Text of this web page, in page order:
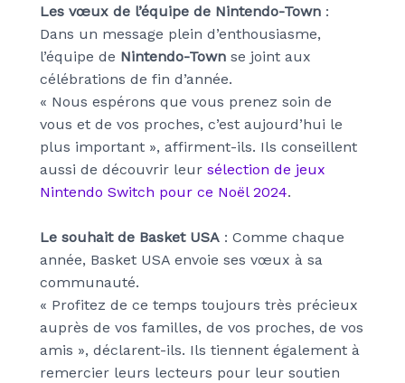
Les vœux de l’équipe de Nintendo-Town :
Dans un message plein d’enthousiasme,
l’équipe de Nintendo-Town se joint aux
célébrations de fin d’année.
« Nous espérons que vous prenez soin de
vous et de vos proches, c’est aujourd’hui le
plus important », affirment-ils. Ils conseillent
aussi de découvrir leur sélection de jeux
Nintendo Switch pour ce Noël 2024.
Le souhait de Basket USA : Comme chaque
année, Basket USA envoie ses vœux à sa
communauté.
« Profitez de ce temps toujours très précieux
auprès de vos familles, de vos proches, de vos
amis », déclarent-ils. Ils tiennent également à
remercier leurs lecteurs pour leur soutien